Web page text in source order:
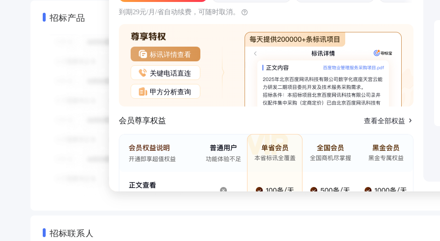
招标产品 到期29元/月/省自动续费，可随时取消。
标讯详情查看
关键电话直连
甲方分析查询
会员尊享权益 查看全部权益
招标联系人